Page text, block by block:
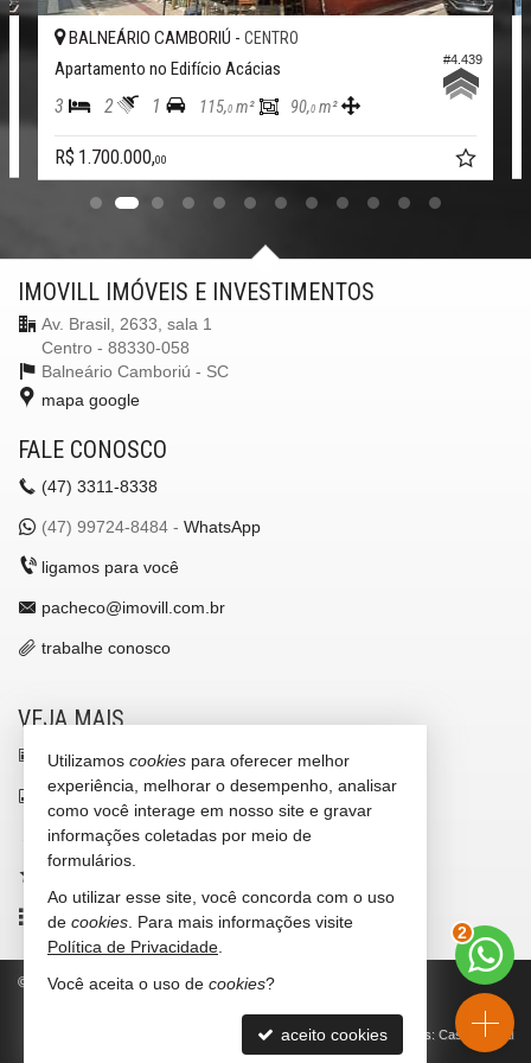
#4.439
BALNEÁRIO CAMBORIÚ - CENTRO
Apartamento no Edifício Acácias
3 2 1 115,0 m² 90,0 m²
R$ 1.700.000,00
IMOVILL IMÓVEIS E INVESTIMENTOS
Av. Brasil, 2633, sala 1
Centro - 88330-058
Balneário Camboriú - SC
mapa google
FALE CONOSCO
(47) 3311-8338
(47) 99724-8484 - WhatsApp
ligamos para você
pacheco@imovill.com.br
trabalhe conosco
VEJA MAIS
receba nosso newsletter
indicadores financeiros
cadastre seu imóvel
mapa de imóveis
© 2026 CRECI/SC 4867-J Política de Privacidade
Site para imobiliárias: Castel Digital
Utilizamos cookies para oferecer melhor
experiência, melhorar o desempenho, analisar
como você interage em nosso site e gravar
informações coletadas por meio de
formulários.
Ao utilizar esse site, você concorda com o uso
de cookies . Para mais informações visite
Política de Privacidade
Você aceita o uso de cookies?
aceito cookies